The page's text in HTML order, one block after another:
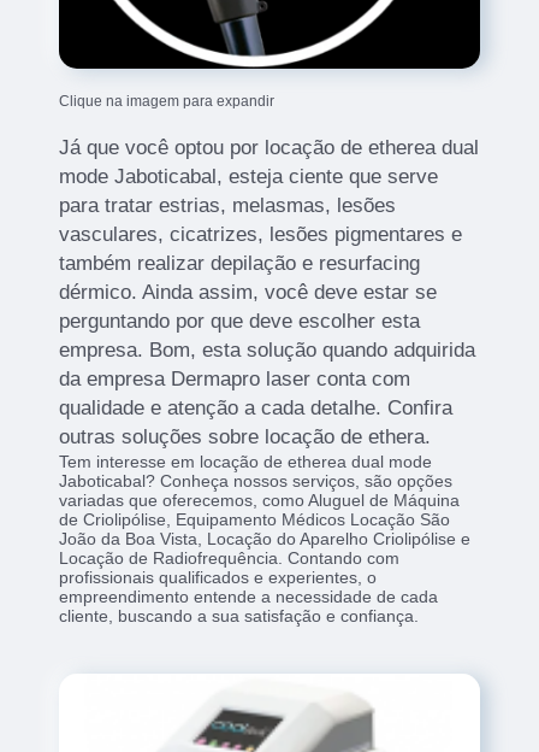
Clique na imagem para expandir
Já que você optou por locação de etherea dual
mode Jaboticabal, esteja ciente que serve
para tratar estrias, melasmas, lesões
vasculares, cicatrizes, lesões pigmentares e
também realizar depilação e resurfacing
dérmico. Ainda assim, você deve estar se
perguntando por que deve escolher esta
empresa. Bom, esta solução quando adquirida
da empresa Dermapro laser conta com
qualidade e atenção a cada detalhe. Confira
outras soluções sobre locação de ethera.
Tem interesse em locação de etherea dual mode
Jaboticabal? Conheça nossos serviços, são opções
variadas que oferecemos, como Aluguel de Máquina
de Criolipólise, Equipamento Médicos Locação São
João da Boa Vista, Locação do Aparelho Criolipólise e
Locação de Radiofrequência. Contando com
profissionais qualificados e experientes, o
empreendimento entende a necessidade de cada
cliente, buscando a sua satisfação e confiança.